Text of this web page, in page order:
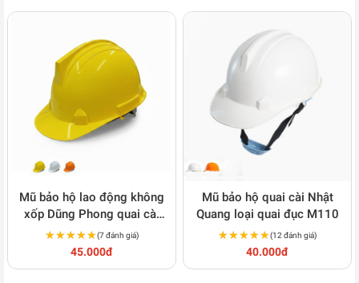
Mũ bảo hộ lao động không
xốp Dũng Phong quai cài
điều chỉnh tiện lợi M121
★★★★★
★★★★★(7 đánh giá)
45.000đ
Mũ bảo hộ quai cài Nhật
Quang loại quai đục M110
★★★★★
★★★★★(12 đánh giá)
40.000đ